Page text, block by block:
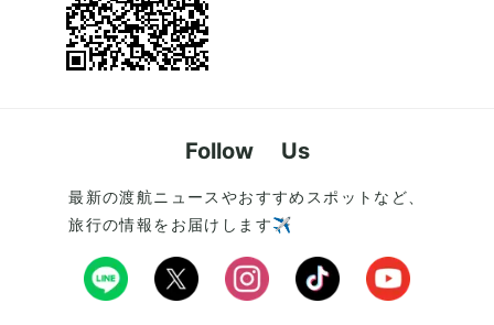
Follow Us
最新の渡航ニュースやおすすめスポットなど、
旅行の情報をお届けします✈️